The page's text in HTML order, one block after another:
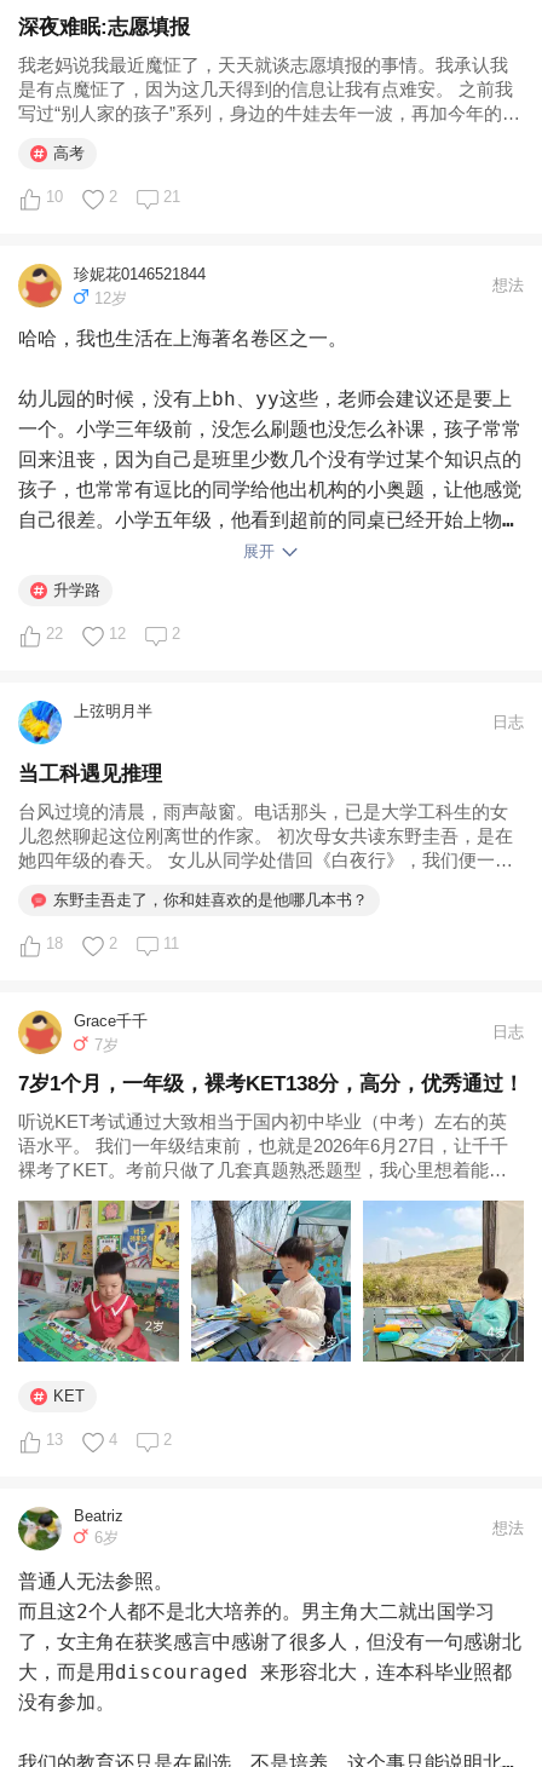
深夜难眠:志愿填报
我老妈说我最近魔怔了，天天就谈志愿填报的事情。我承认我
是有点魔怔了，因为这几天得到的信息让我有点难安。 之前我
写过“别人家的孩子”系列，身边的牛娃去年一波，再加今年的最
高考
10 2 21
珍妮花0146521844
12岁
想法
哈哈，我也生活在上海著名卷区之一。
幼儿园的时候，没有上bh、yy这些，老师会建议还是要上
一个。小学三年级前，没怎么刷题也没怎么补课，孩子常常
回来沮丧，因为自己是班里少数几个没有学过某个知识点的
孩子，也常常有逗比的同学给他出机构的小奥题，让他感觉
自己很差。小学五年级，他看到超前的同桌已经开始上物理
课，拿来看看，题目似乎自己也会，很羡慕，也很想提前
学，被老母亲劝退。
小学学的知识和参加的所有考试，在人生的长河中可能什么
好担心、焦虑。如果低于这条线，小修小补也极为容易。小
学是试错成本最低的阶段，让孩子去经历挫折、学习解决问
题，不香么？唯一家长需要保护的是学科兴趣和学习自信。
自信。小学阶段，培养好运动习惯、阅读习惯、尊重规则的
底线意识，基本大差不差。到了四五年级和初中，会突然发
且和补没补课并不正相关。
有自招目标，那培养自学能力外加专业系统的培优就必不可
有，就需要家长根据孩子需求提供一些资源，供孩子评估和
选择。
我不是鸡娃家长，没有规划过择校，虽然陪孩子成长的时间
一点不比鸡娃家长少。我从来不觉得自家的孩子是牛蛙或普
娃，他就是一直在生机勃勃的以他自己的方式茁壮成长，长
成自己希望的样子。
当孩子生机勃勃的时候，家长如果控制不住自己的焦虑，就
尽量远离焦虑人群吧。
展开
升学路
22 12 2
上弦明月半
日志
当工科遇见推理
台风过境的清晨，雨声敲窗。电话那头，已是大学工科生的女
儿忽然聊起这位刚离世的作家。 初次母女共读东野圭吾，是在
她四年级的春天。 女儿从同学处借回《白夜行》，我们便一起
东野圭吾走了，你和娃喜欢的是他哪几本书？
18 2 11
Grace千千
7岁
日志
7岁1个月，一年级，裸考KET138分，高分，优秀通过！
听说KET考试通过大致相当于国内初中毕业（中考）左右的英
语水平。 我们一年级结束前，也就是2026年6月27日，让千千
裸考了KET。考前只做了几套真题熟悉题型，我心里想着能拿
KET
13 4 2
Beatriz
6岁
想法
普通人无法参照。
而且这2个人都不是北大培养的。男主角大二就出国学习
了，女主角在获奖感言中感谢了很多人，但没有一句感谢北
大，而是用discouraged 来形容北大，连本科毕业照都
没有参加。